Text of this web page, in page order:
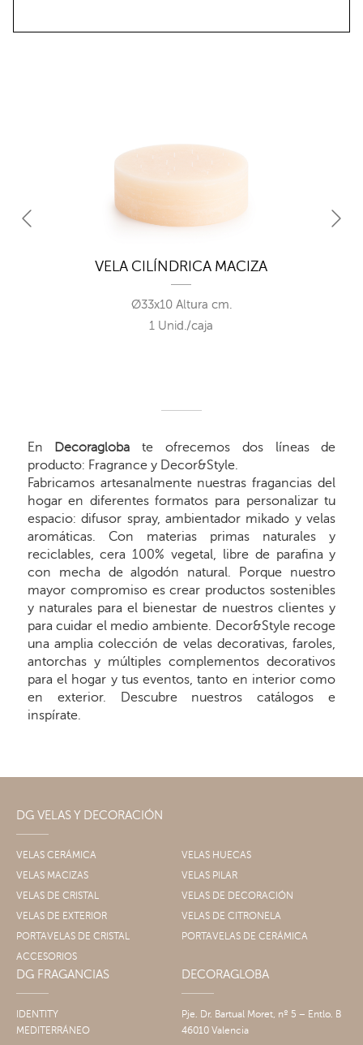
VELA CILÍNDRICA MACIZA
Ø33x10 Altura cm.
1 Unid./caja
En Decoragloba te ofrecemos dos líneas de
producto: Fragrance y Decor&Style.
Fabricamos artesanalmente nuestras fragancias del
hogar en diferentes formatos para personalizar tu
espacio: difusor spray, ambientador mikado y velas
aromáticas. Con materias primas naturales y
reciclables, cera 100% vegetal, libre de parafina y
con mecha de algodón natural. Porque nuestro
mayor compromiso es crear productos sostenibles
y naturales para el bienestar de nuestros clientes y
para cuidar el medio ambiente. Decor&Style recoge
una amplia colección de velas decorativas, faroles,
antorchas y múltiples complementos decorativos
para el hogar y tus eventos, tanto en interior como
en exterior. Descubre nuestros catálogos e
inspírate.
DG VELAS Y DECORACIÓN
VELAS CERÁMICA
VELAS HUECAS
VELAS MACIZAS
VELAS PILAR
VELAS DE CRISTAL
VELAS DE DECORACIÓN
VELAS DE EXTERIOR
VELAS DE CITRONELA
PORTAVELAS DE CRISTAL
PORTAVELAS DE CERÁMICA
ACCESORIOS
DG FRAGANCIAS
IDENTITY
MEDITERRÁNEO
DECORAGLOBA
Pje. Dr. Bartual Moret, nº 5 – Entlo. B
46010 Valencia